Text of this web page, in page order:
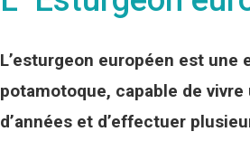
L’esturgeon européen est une
potamotoque, capable de
d’années et d’effectuer